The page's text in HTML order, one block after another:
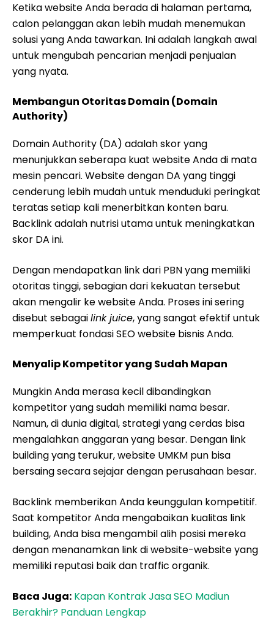
Ketika website Anda berada di halaman pertama,
calon pelanggan akan lebih mudah menemukan
solusi yang Anda tawarkan. Ini adalah langkah awal
untuk mengubah pencarian menjadi penjualan
yang nyata.
Membangun Otoritas Domain (Domain
Authority)
Domain Authority (DA) adalah skor yang
menunjukkan seberapa kuat website Anda di mata
mesin pencari. Website dengan DA yang tinggi
cenderung lebih mudah untuk menduduki peringkat
teratas setiap kali menerbitkan konten baru.
Backlink adalah nutrisi utama untuk meningkatkan
skor DA ini.
Dengan mendapatkan link dari PBN yang memiliki
otoritas tinggi, sebagian dari kekuatan tersebut
akan mengalir ke website Anda. Proses ini sering
disebut sebagailink juice, yang sangat efektif untuk
memperkuat fondasi SEO website bisnis Anda.
Menyalip Kompetitor yang Sudah Mapan
Mungkin Anda merasa kecil dibandingkan
kompetitor yang sudah memiliki nama besar.
Namun, di dunia digital, strategi yang cerdas bisa
mengalahkan anggaran yang besar. Dengan link
building yang terukur, website UMKM pun bisa
bersaing secara sejajar dengan perusahaan besar.
Backlink memberikan Anda keunggulan kompetitif.
Saat kompetitor Anda mengabaikan kualitas link
building, Anda bisa mengambil alih posisi mereka
dengan menanamkan link di website-website yang
memiliki reputasi baik dan traffic organik.
Baca Juga: Kapan Kontrak Jasa SEO Madiun
Berakhir? Panduan Lengkap